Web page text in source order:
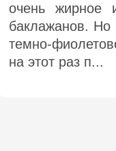
очень жирное
баклажанов. Но
темно-
на этот раз п...